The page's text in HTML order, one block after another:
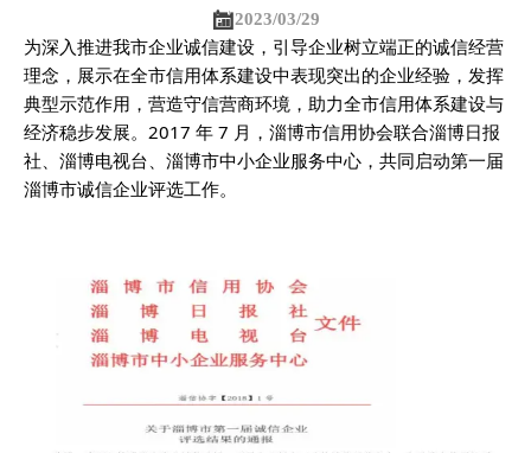
2023/03/29
为深入推进我市企业诚信建设，引导企业树立端正的诚信经营
理念，展示在全市信用体系建设中表现突出的企业经验，发挥
典型示范作用，营造守信营商环境，助力全市信用体系建设与
经济稳步发展。2017 年 7 月，淄博市信用协会联合淄博日报
社、淄博电视台、淄博市中小企业服务中心，共同启动第一届
淄博市诚信企业评选工作。